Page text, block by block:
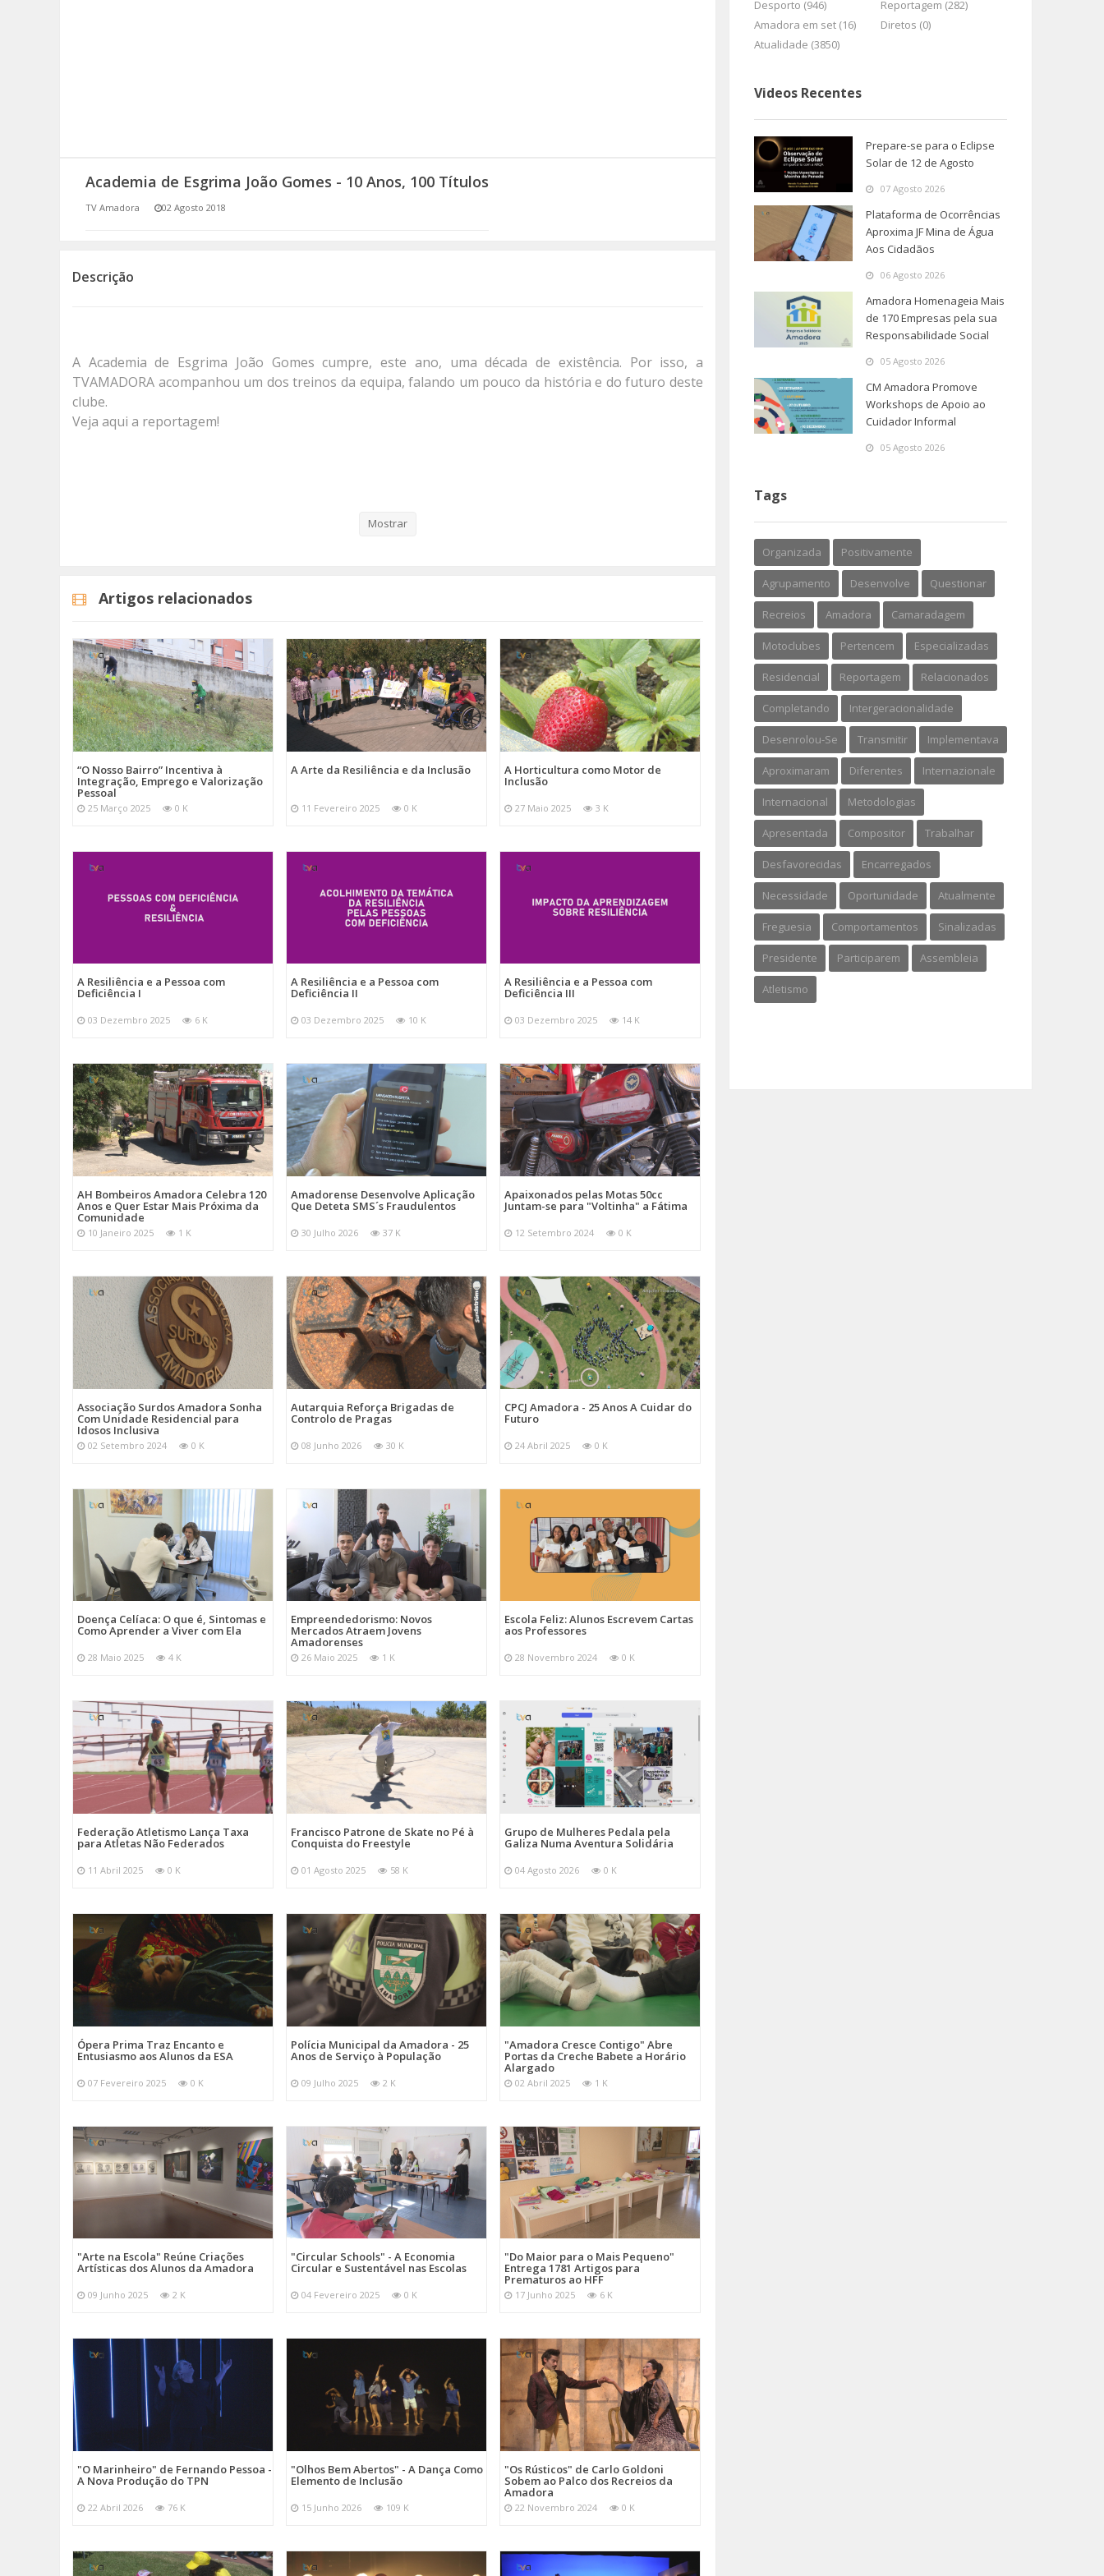
(RE) PENSAMENTOS
Academia de Esgrima João Gomes - 10 Anos, 100 Títulos
TV Amadora 02 Agosto 2018
Descrição
A Academia de Esgrima João Gomes cumpre, este ano, uma década de existência. Por isso, a
TVAMADORA acompanhou um dos treinos da equipa, falando um pouco da história e do futuro deste
clube.
Veja aqui a reportagem!
Mostrar
Artigos relacionados
“O Nosso Bairro” Incentiva à
Integração, Emprego e Valorização
Pessoal
25 Março 2025 0 K
A Arte da Resiliência e da Inclusão
11 Fevereiro 2025 0 K
A Horticultura como Motor de
Inclusão
27 Maio 2025 3 K
A Resiliência e a Pessoa com
Deficiência I
03 Dezembro 2025 6 K
A Resiliência e a Pessoa com
Deficiência II
03 Dezembro 2025 10 K
A Resiliência e a Pessoa com
Deficiência III
03 Dezembro 2025 14 K
AH Bombeiros Amadora Celebra 120
Anos e Quer Estar Mais Próxima da
Comunidade
10 Janeiro 2025 1 K
Amadorense Desenvolve Aplicação
Que Deteta SMS´s Fraudulentos
30 Julho 2026 37 K
Apaixonados pelas Motas 50cc
Juntam-se para "Voltinha" a Fátima
12 Setembro 2024 0 K
Associação Surdos Amadora Sonha
Com Unidade Residencial para
Idosos Inclusiva
02 Setembro 2024 0 K
Autarquia Reforça Brigadas de
Controlo de Pragas
08 Junho 2026 30 K
CPCJ Amadora - 25 Anos A Cuidar do
Futuro
24 Abril 2025 0 K
Doença Celíaca: O que é, Sintomas e
Como Aprender a Viver com Ela
28 Maio 2025 4 K
Empreendedorismo: Novos
Mercados Atraem Jovens
Amadorenses
26 Maio 2025 1 K
Escola Feliz: Alunos Escrevem Cartas
aos Professores
28 Novembro 2024 0 K
Federação Atletismo Lança Taxa
para Atletas Não Federados
11 Abril 2025 0 K
Francisco Patrone de Skate no Pé à
Conquista do Freestyle
01 Agosto 2025 58 K
Grupo de Mulheres Pedala pela
Galiza Numa Aventura Solidária
04 Agosto 2026 0 K
Ópera Prima Traz Encanto e
Entusiasmo aos Alunos da ESA
07 Fevereiro 2025 0 K
Polícia Municipal da Amadora - 25
Anos de Serviço à População
09 Julho 2025 2 K
"Amadora Cresce Contigo" Abre
Portas da Creche Babete a Horário
Alargado
02 Abril 2025 1 K
"Arte na Escola" Reúne Criações
Artísticas dos Alunos da Amadora
09 Junho 2025 2 K
"Circular Schools" - A Economia
Circular e Sustentável nas Escolas
04 Fevereiro 2025 0 K
"Do Maior para o Mais Pequeno"
Entrega 1781 Artigos para
Prematuros ao HFF
17 Junho 2025 6 K
"O Marinheiro" de Fernando Pessoa -
A Nova Produção do TPN
22 Abril 2026 76 K
"Olhos Bem Abertos" - A Dança Como
Elemento de Inclusão
15 Junho 2026 109 K
"Os Rústicos" de Carlo Goldoni
Sobem ao Palco dos Recreios da
Amadora
22 Novembro 2024 0 K
Desporto (946)
Reportagem (282)
Amadora em set (16)
Diretos (0)
Atualidade (3850)
Videos Recentes
Prepare-se para o Eclipse
Solar de 12 de Agosto
07 Agosto 2026
Plataforma de Ocorrências
Aproxima JF Mina de Água
Aos Cidadãos
06 Agosto 2026
Amadora Homenageia Mais
de 170 Empresas pela sua
Responsabilidade Social
05 Agosto 2026
CM Amadora Promove
Workshops de Apoio ao
Cuidador Informal
05 Agosto 2026
Tags
Organizada Positivamente
Agrupamento Desenvolve Questionar
Recreios Amadora Camaradagem
Motoclubes Pertencem Especializadas
Residencial Reportagem Relacionados
Completando Intergeracionalidade
Desenrolou-Se Transmitir Implementava
Aproximaram Diferentes Internazionale
Internacional Metodologias
Apresentada Compositor Trabalhar
Desfavorecidas Encarregados
Necessidade Oportunidade Atualmente
Freguesia Comportamentos Sinalizadas
Presidente Participarem Assembleia
Atletismo